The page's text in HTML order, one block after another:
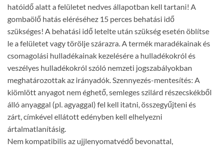
hatóidő alatt a felületet nedves állapotban kell tartani! A
gombaölő hatás eléréséhez 15 perces behatási idő
szükséges! A behatási idő letelte után szükség esetén öblítse
le a felületet vagy törölje szárazra. A termék maradékainak és
csomagolási hulladékainak kezelésére a hulladékokról és
veszélyes hulladékokról szóló nemzeti jogszabályokban
meghatározottak az irányadók. Szennyezés-mentesítés: A
kiömlött anyagot nem éghető, semleges szilárd részecskékből
álló anyaggal (pl. agyaggal) fel kell itatni, összegyűjteni és
zárt, címkével ellátott edényben kell elhelyezni
ártalmatlanításig.
Nem kompatibilis az ujjlenyomatvédő bevonattal,